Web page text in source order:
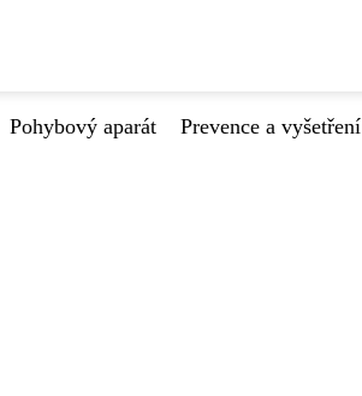
Pohybový aparát Prevence a vyšetření